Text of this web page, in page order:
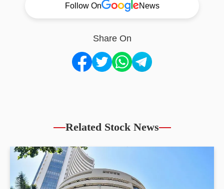
Follow On News
Share On
Related Stock News